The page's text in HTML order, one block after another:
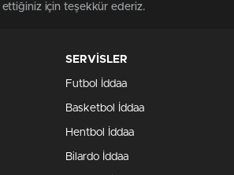
için teşekkür ederiz.
SERVİSLER
Futbol İddaa
Basketbol İddaa
Hentbol İddaa
Bilardo İddaa